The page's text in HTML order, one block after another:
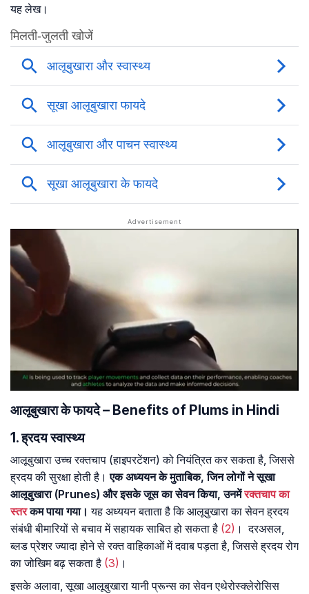
यह लेख।
आलूबुखारा के फायदे – Benefits of Plums in Hindi
1. ह्रदय स्वास्थ्य
आलूबुखारा उच्च रक्तचाप (हाइपरटेंशन) को नियंत्रित कर सकता है, जिससे
ह्रदय की सुरक्षा होती है।एक अध्ययन के मुताबिक, जिन लोगों ने सूखा
आलूबुखारा (Prunes) और इसके जूस का सेवन किया, उनमेंरक्तचाप का
स्तरकम पाया गया। यह अध्ययन बताता है कि आलूबुखारा का सेवन ह्रदय
संबंधी बीमारियों से बचाव में सहायक साबित हो सकता है (2) । दरअसल,
ब्लड प्रेशर ज्यादा होने से रक्त वाहिकाओं में दवाब पड़ता है, जिससे ह्रदय रोग
का जोखिम बढ़ सकता है (3) ।
इसके अलावा, सूखा आलूबुखारा यानी प्रून्स का सेवन एथेरोस्क्लेरोसिस